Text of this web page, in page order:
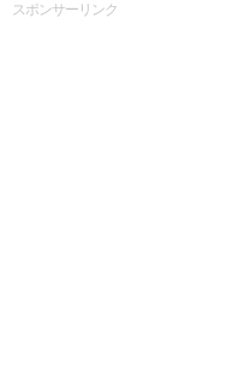
スポンサーリンク